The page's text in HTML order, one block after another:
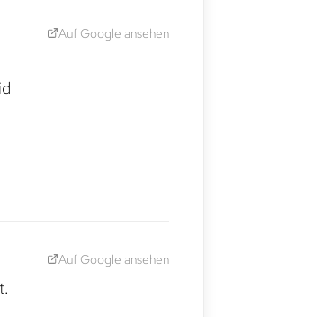
Auf Google ansehen
Auf Google ansehen